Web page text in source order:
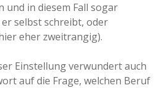
und in diesem Fall sogar
selbst schreibt, oder
eher zweitrangig).
Einstellung verwundert auch
auf die Frage, welchen Beruf